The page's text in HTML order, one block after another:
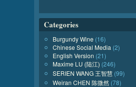
Categories
Burgundy Wine (16)
Chinese Social Media (2)
English Version (21)
Maxime LU (陆江) (246)
SERIEN WANG 王智慧 (99)
Weiran CHEN 陈微然 (78)